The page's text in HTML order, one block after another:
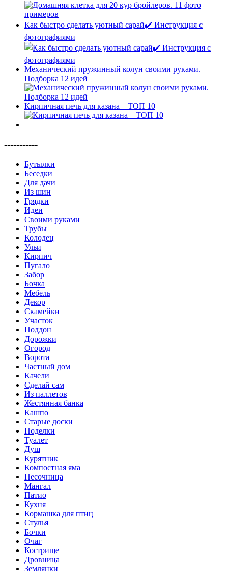
Как быстро сделать уютный сарай✔️ Инструкция с
фотографиями
Механический пружинный колун своими руками.
Подборка 12 идей
Кирпичная печь для казана – ТОП 10
-----------
Бутылки
Беседки
Для дачи
Из шин
Грядки
Идеи
Своими руками
Трубы
Колодец
Ульи
Кирпич
Пугало
Забор
Бочка
Мебель
Декор
Скамейки
Участок
Поддон
Дорожки
Огород
Ворота
Частный дом
Качели
Сделай сам
Из паллетов
Жестянная банка
Кашпо
Старые доски
Поделки
Туалет
Душ
Курятник
Компостная яма
Песочница
Мангал
Патио
Кухня
Кормашка для птиц
Стулья
Бочки
Очаг
Кострище
Дровница
Землянки